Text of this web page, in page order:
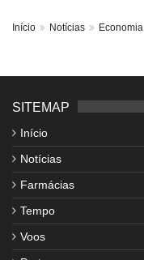
Início Notícias Economia
SITEMAP
Início
Notícias
Farmácias
Tempo
Voos